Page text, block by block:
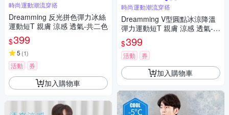
時尚運動潮流穿搭
Dreamming 反光拼色彈力冰絲
運動短T 親膚 涼感 透氣-共二色
$399
5 (1)
活動 券
加入購物車
時尚運動潮流穿搭
Dreamming V型圓點冰涼降溫
彈力運動短T 親膚 涼感 透氣-共
二色
$399
活動 券
加入購物車